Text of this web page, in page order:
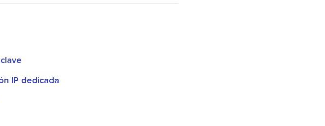
IP dedicada